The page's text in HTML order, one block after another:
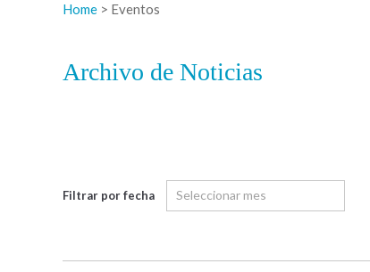
Home > Eventos
Archivo de Noticias
Filtrar por fecha